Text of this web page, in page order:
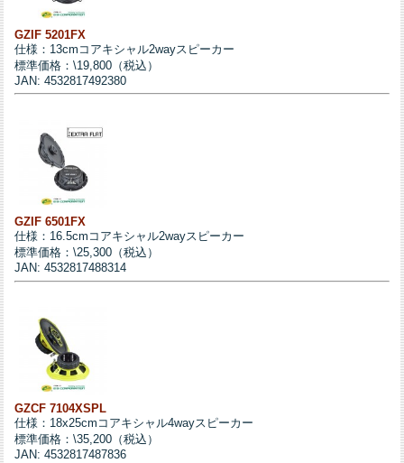
GZIF 5201FX
仕様：13cmコアキシャル2wayスピーカー
標準価格：\19,800（税込）
JAN: 4532817492380
GZIF 6501FX
仕様：16.5cmコアキシャル2wayスピーカー
標準価格：\25,300（税込）
JAN: 4532817488314
GZCF 7104XSPL
仕様：18x25cmコアキシャル4wayスピーカー
標準価格：\35,200（税込）
JAN: 4532817487836